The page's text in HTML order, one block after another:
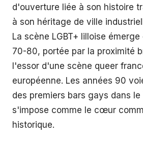
d'ouverture liée à son histoire
à son héritage de ville
La scène LGBT+ lilloise
70-80, portée par la proximité
l'essor d'une scène queer
européenne. Les années 90
des premiers bars gays dans
s'impose comme le cœur
historique.